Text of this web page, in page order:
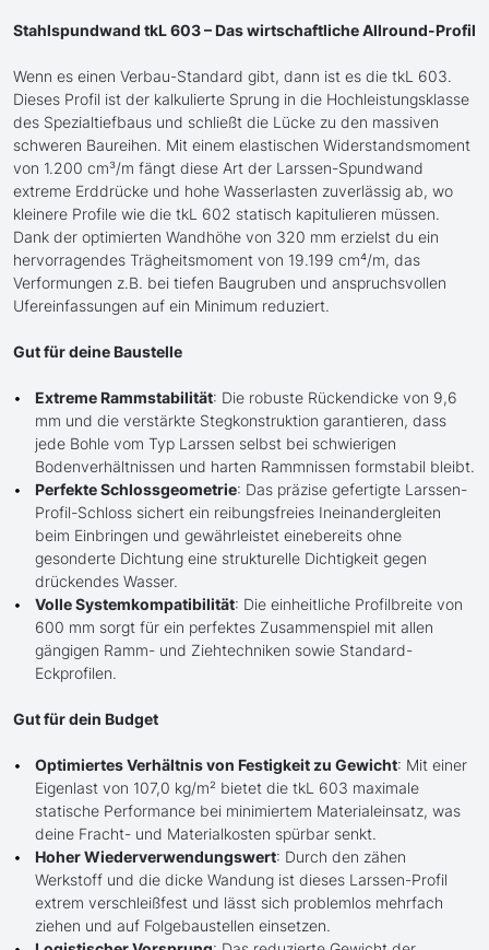
Stahlspundwand tkL 603 – Das wirtschaftliche Allround-Profil
Wenn es einen Verbau-Standard gibt, dann ist es die tkL 603.
Dieses Profil ist der kalkulierte Sprung in die Hochleistungsklasse
des Spezialtiefbaus und schließt die Lücke zu den massiven
schweren Baureihen. Mit einem elastischen Widerstandsmoment
von 1.200 cm³/m fängt diese Art der Larssen-Spundwand
extreme Erddrücke und hohe Wasserlasten zuverlässig ab, wo
kleinere Profile wie die tkL 602 statisch kapitulieren müssen.
Dank der optimierten Wandhöhe von 320 mm erzielst du ein
hervorragendes Trägheitsmoment von 19.199 cm⁴/m, das
Verformungen z.B. bei tiefen Baugruben und anspruchsvollen
Ufereinfassungen auf ein Minimum reduziert.
Gut für deine Baustelle
Extreme Rammstabilität: Die robuste Rückendicke von 9,6
mm und die verstärkte Stegkonstruktion garantieren, dass
jede Bohle vom Typ Larssen selbst bei schwierigen
Bodenverhältnissen und harten Rammnissen formstabil bleibt.
Perfekte Schlossgeometrie: Das präzise gefertigte Larssen-
Profil-Schloss sichert ein reibungsfreies Ineinandergleiten
beim Einbringen und gewährleistet einebereits ohne
gesonderte Dichtung eine strukturelle Dichtigkeit gegen
drückendes Wasser.
Volle Systemkompatibilität: Die einheitliche Profilbreite von
600 mm sorgt für ein perfektes Zusammenspiel mit allen
gängigen Ramm- und Ziehtechniken sowie Standard-
Eckprofilen.
Gut für dein Budget
Optimiertes Verhältnis von Festigkeit zu Gewicht: Mit einer
Eigenlast von 107,0 kg/m² bietet die tkL 603 maximale
statische Performance bei minimiertem Materialeinsatz, was
deine Fracht- und Materialkosten spürbar senkt.
Hoher Wiederverwendungswert: Durch den zähen
Werkstoff und die dicke Wandung ist dieses Larssen-Profil
extrem verschleißfest und lässt sich problemlos mehrfach
ziehen und auf Folgebaustellen einsetzen.